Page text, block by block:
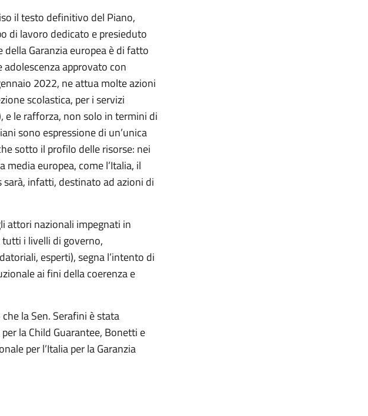
il testo definitivo del Piano,
di lavoro dedicato e presieduto
Garanzia europea è di fatto
approvato con
2022, ne attua molte azioni
scolastica, per i servizi
e le rafforza, non solo in termini di
sono espressione di un’unica
sotto il profilo delle risorse: nei
europea, come l’Italia, il
infatti, destinato ad azioni di
attori nazionali impegnati in
i livelli di governo,
esperti), segna l’intento di
ai fini della coerenza e
la Sen. Serafini è stata
la Child Guarantee, Bonetti e
per l’Italia per la Garanzia